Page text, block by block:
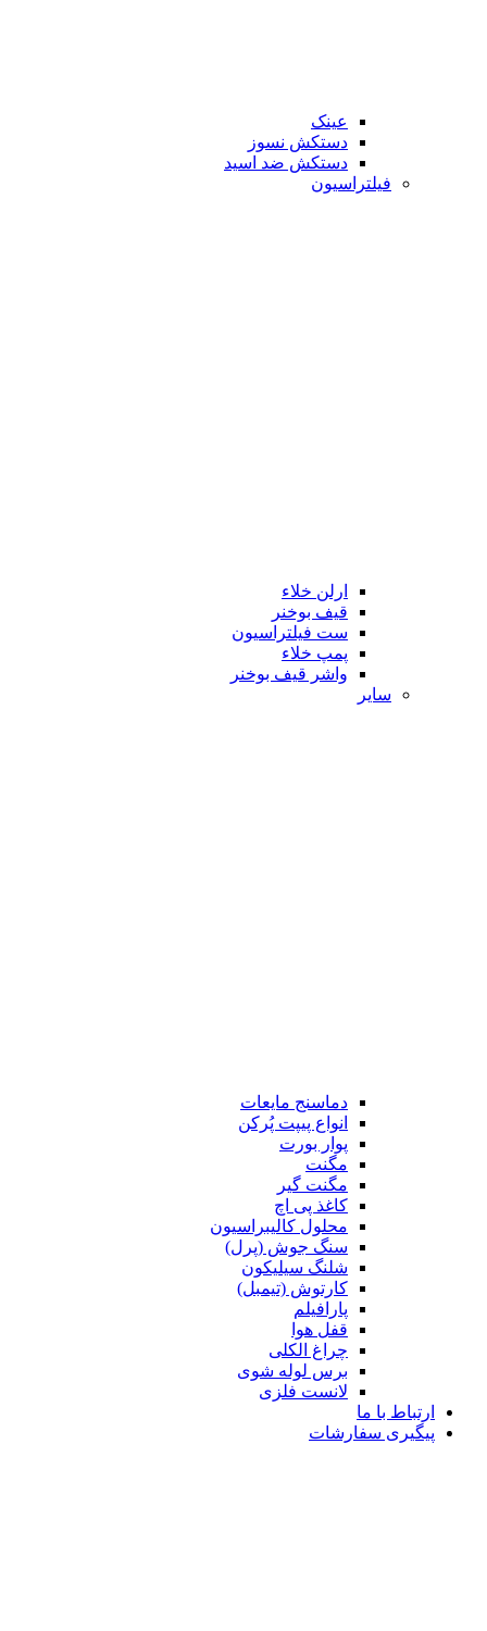
عینک
دستکش نسوز
دستکش ضد اسید
فیلتراسیون
ارلن خلاء
قیف بوخنر
ست فیلتراسیون
پمپ خلاء
واشر قیف بوخنر
سایر
دماسنج مایعات
انواع پیپت پُرکن
پوار بورت
مگنت
مگنت گیر
کاغذ پی اچ
محلول کالیبراسیون
سنگ جوش (پرل)
شلنگ سیلیکون
کارتوش (تیمبل)
پارافیلم
قفل هوا
چراغ الکلی
برس لوله شوی
لانست فلزی
ارتباط با ما
پیگیری سفارشات